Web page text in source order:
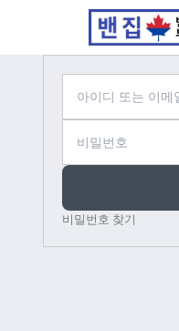
비밀번호 찾기